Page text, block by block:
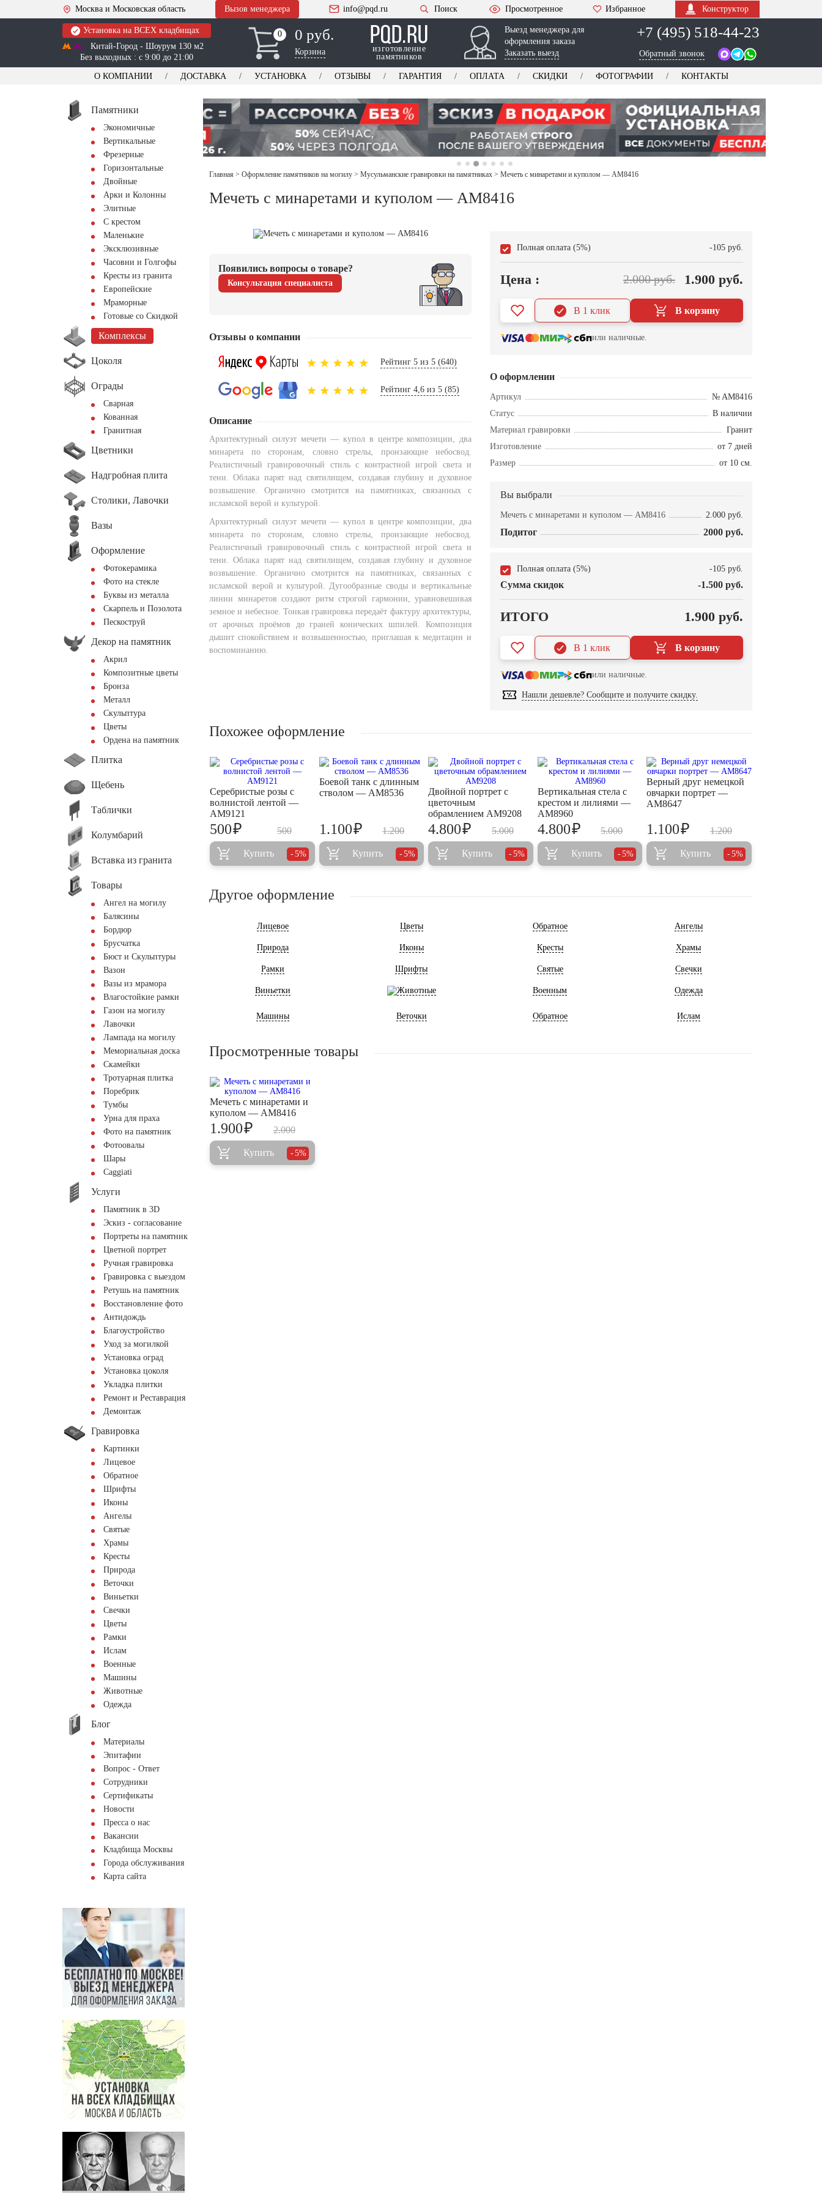
Москва и Московская область Вызов менеджера info@pqd.ru Поиск Просмотренное Избранное Конструктор
Установка на ВСЕХ кладбищах
Китай-Город - Шоурум 130 м2
Без выходных : с 9:00 до 21:00
0
0 0 руб.
Корзина
изготовление
памятников
Выезд менеджера для
оформления заказа
Заказать выезд
+7 (495) 518-44-23
Обратный звонок
О КОМПАНИИ ДОСТАВКА УСТАНОВКА ОТЗЫВЫ ГАРАНТИЯ ОПЛАТА СКИДКИ ФОТОГРАФИИ КОНТАКТЫ
Памятники
Экономичные
Вертикальные
Фрезерные
Горизонтальные
Двойные
Арки и Колонны
Элитные
С крестом
Маленькие
Эксклюзивные
Часовни и Голгофы
Кресты из гранита
Европейские
Мраморные
Готовые со Скидкой
Комплексы
Цоколя
Ограды
Сварная
Кованная
Гранитная
Цветники
Надгробная плита
Столики, Лавочки
Вазы
Оформление
Фотокерамика
Фото на стекле
Буквы из металла
Скарпель и Позолота
Пескоструй
Декор на памятник
Акрил
Композитные цветы
Бронза
Металл
Скульптура
Цветы
Ордена на памятник
Плитка
Щебень
Таблички
Колумбарий
Вставка из гранита
Товары
Ангел на могилу
Балясины
Бордюр
Брусчатка
Бюст и Скульптуры
Вазон
Вазы из мрамора
Влагостойкие рамки
Газон на могилу
Лавочки
Лампада на могилу
Мемориальная доска
Скамейки
Тротуарная плитка
Поребрик
Тумбы
Урна для праха
Фото на памятник
Фотоовалы
Шары
Сaggiati
Услуги
Памятник в 3D
Эскиз - согласование
Портреты на памятник
Цветной портрет
Ручная гравировка
Гравировка с выездом
Ретушь на памятник
Восстановление фото
Антидождь
Благоустройство
Уход за могилкой
Установка оград
Установка цоколя
Укладка плитки
Ремонт и Реставрация
Демонтаж
Гравировка
Картинки
Лицевое
Обратное
Шрифты
Иконы
Ангелы
Святые
Храмы
Кресты
Природа
Веточки
Виньетки
Свечки
Цветы
Рамки
Ислам
Военные
Машины
Животные
Одежда
Блог
Материалы
Эпитафии
Вопрос - Ответ
Сотрудники
Сертификаты
Новости
Пресса о нас
Вакансии
Кладбища Москвы
Города обслуживания
Карта сайта
Главная > Оформление памятников на могилу > Мусульманские гравировки на памятниках > Мечеть с минаретами и куполом — AM8416
Мечеть с минаретами и куполом — AM8416
Появились вопросы о товаре?
Консультация специалиста
Отзывы о компании
Рейтинг 5 из 5 (640)
Рейтинг 4,6 из 5 (85)
Описание
Архитектурный силуэт мечети — купол в центре композиции, два
минарета по сторонам, словно стрелы, пронзающие небосвод.
Реалистичный гравировочный стиль с контрастной игрой света и
тени. Облака парят над святилищем, создавая глубину и духовное
возвышение. Органично смотрится на памятниках, связанных с
исламской верой и культурой.
Архитектурный силуэт мечети — купол в центре композиции, два
минарета по сторонам, словно стрелы, пронзающие небосвод.
Реалистичный гравировочный стиль с контрастной игрой света и
тени. Облака парят над святилищем, создавая глубину и духовное
возвышение. Органично смотрится на памятниках, связанных с
исламской верой и культурой. Дугообразные своды и вертикальные
линии минаретов создают ритм строгой гармонии, уравновешивая
земное и небесное. Тонкая гравировка передаёт фактуру архитектуры,
от арочных проёмов до граней конических шпилей. Композиция
дышит спокойствием и возвышенностью, приглашая к медитации и
воспоминанию.
Полная оплата (5%) -105 руб.
Цена : 2.000 руб. 1.900 руб.
В корзину
В 1 клик
или наличные.
О оформлении
Артикул
№ AM8416
Статус
В наличии
Материал гравировки
Гранит
Изготовление
от 7 дней
Размер
от 10 см.
Вы выбрали
Мечеть с минаретами и куполом — AM8416 2.000 руб.
Подитог 2000 руб.
Полная оплата (5%) -105 руб.
Сумма скидок -1.500 руб.
ИТОГО 1.900 руб.
В корзину
В 1 клик
или наличные.
Нашли дешевле? Сообщите и получите скидку.
Похожее оформление
Серебристые розы с
волнистой лентой —
AM9121
500
500₽
Купить 5%
Боевой танк с длинным
стволом — AM8536
1.200
1.100₽
Купить 5%
Двойной портрет с
цветочным
обрамлением AM9208
5.000
4.800₽
Купить 5%
Вертикальная стела с
крестом и лилиями —
AM8960
5.000
4.800₽
Купить 5%
Верный друг немецкой
овчарки портрет —
AM8647
1.200
1.100₽
Купить 5%
Другое оформление
Лицевое Цветы Обратное Ангелы
Природа Иконы Кресты Храмы
Рамки Шрифты Святые Свечки
Виньетки Животные Военным Одежда
Машины Веточки Обратное Ислам
Просмотренные товары
Мечеть с минаретами и
куполом — AM8416
2.000
1.900₽
Купить 5%